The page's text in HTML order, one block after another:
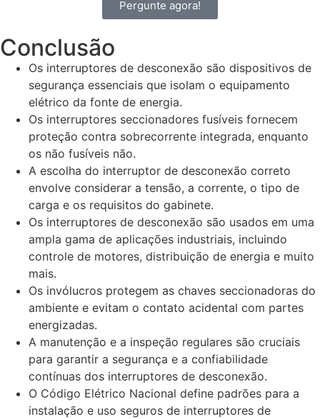
Pergunte agora!
Conclusão
Os interruptores de desconexão são dispositivos de
segurança essenciais que isolam o equipamento
elétrico da fonte de energia.
Os interruptores seccionadores fusíveis fornecem
proteção contra sobrecorrente integrada, enquanto
os não fusíveis não.
A escolha do interruptor de desconexão correto
envolve considerar a tensão, a corrente, o tipo de
carga e os requisitos do gabinete.
Os interruptores de desconexão são usados em uma
ampla gama de aplicações industriais, incluindo
controle de motores, distribuição de energia e muito
mais.
Os invólucros protegem as chaves seccionadoras do
ambiente e evitam o contato acidental com partes
energizadas.
A manutenção e a inspeção regulares são cruciais
para garantir a segurança e a confiabilidade
contínuas dos interruptores de desconexão.
O Código Elétrico Nacional define padrões para a
instalação e uso seguros de interruptores de